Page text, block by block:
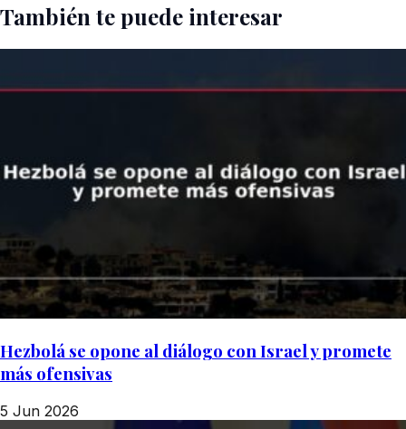
También te puede interesar
Hezbolá se opone al diálogo con Israel y promete
más ofensivas
5 Jun 2026